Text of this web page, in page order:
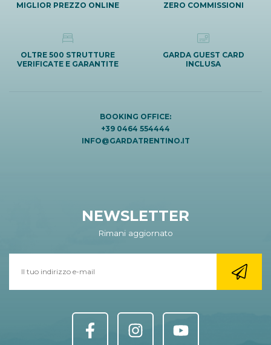
MIGLIOR PREZZO ONLINE ZERO COMMISSIONI
OLTRE 500 STRUTTURE
VERIFICATE E GARANTITE
GARDA GUEST CARD
INCLUSA
BOOKING OFFICE:
+39 0464 554444
INFO@GARDATRENTINO.IT
NEWSLETTER
Rimani aggiornato